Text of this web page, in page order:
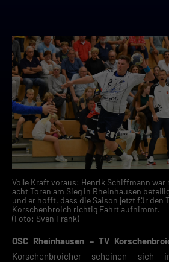
Volle Kraft voraus: Henrik Schiffmann war
acht Toren am Sieg in Rheinhausen
und er hofft, dass die Saison jetzt für den
Korschenbroich richtig Fahrt aufnimmt.
(Foto: Sven Frank)
OSC Rheinhausen – TV
Korschenbroicher scheinen